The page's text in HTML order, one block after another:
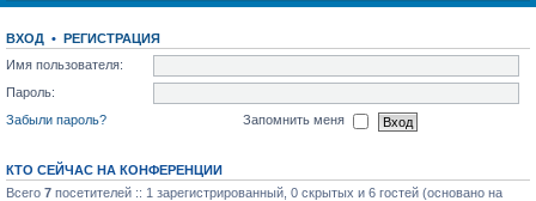
ВХОД • РЕГИСТРАЦИЯ
Имя пользователя:
Пароль:
Забыли пароль?
Запомнить меня
КТО СЕЙЧАС НА КОНФЕРЕНЦИИ
Всего 7 посетителей :: 1 зарегистрированный, 0 скрытых и 6 гостей (основано на